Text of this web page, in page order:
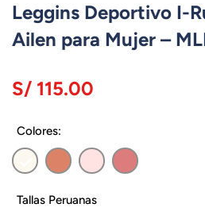
Leggins Deportivo I-
Ailen para Mujer –
S/ 115.00
Colores:
Tallas Peruanas